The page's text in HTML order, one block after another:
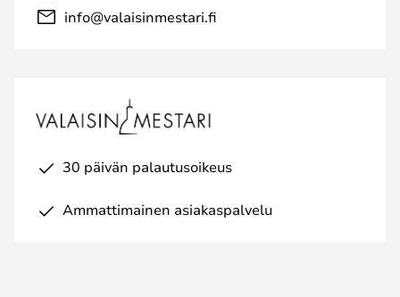
info@valaisinmestari.fi
30 päivän palautusoikeus
Ammattimainen asiakaspalvelu